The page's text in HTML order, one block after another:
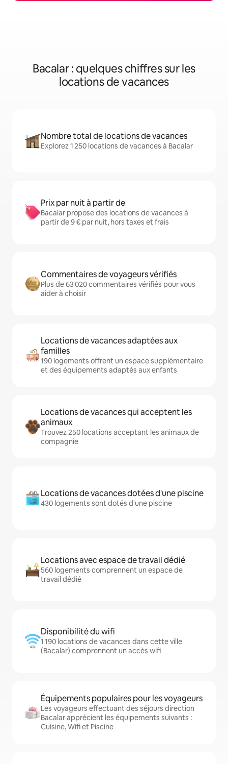
Bacalar : quelques chiffres sur les
locations de vacances
Nombre total de locations de vacances
Explorez 1 250 locations de vacances à Bacalar
Prix par nuit à partir de
Bacalar propose des locations de vacances à
partir de 9 € par nuit, hors taxes et frais
Commentaires de voyageurs vérifiés
Plus de 63 020 commentaires vérifiés pour vous
aider à choisir
Locations de vacances adaptées aux
familles
190 logements offrent un espace supplémentaire
et des équipements adaptés aux enfants
Locations de vacances qui acceptent les
animaux
Trouvez 250 locations acceptant les animaux de
compagnie
Locations de vacances dotées d'une piscine
430 logements sont dotés d'une piscine
Locations avec espace de travail dédié
560 logements comprennent un espace de
travail dédié
Disponibilité du wifi
1 190 locations de vacances dans cette ville
(Bacalar) comprennent un accès wifi
Équipements populaires pour les voyageurs
Les voyageurs effectuant des séjours direction
Bacalar apprécient les équipements suivants :
Cuisine, Wifi et Piscine